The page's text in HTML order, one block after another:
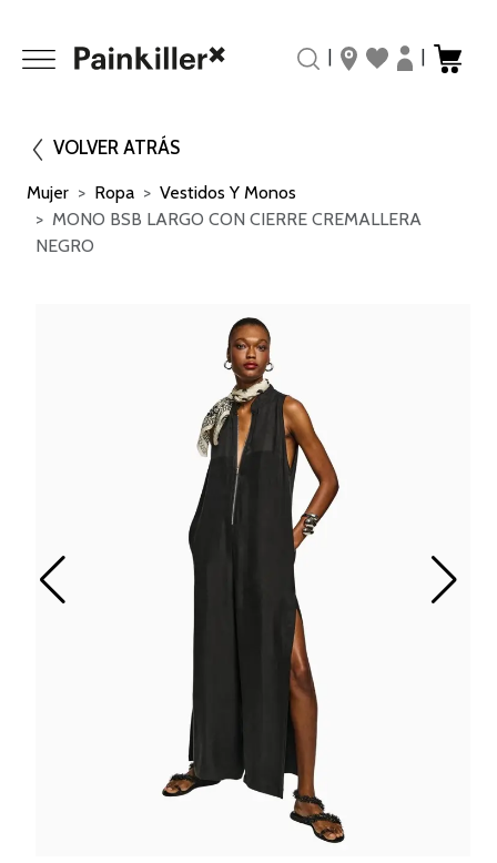
VOLVER ATRÁS
Mujer Ropa
Vestidos Y Monos
MONO BSB LARGO CON CIERRE CREMALLERA
NEGRO